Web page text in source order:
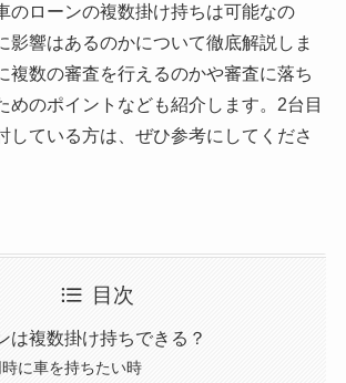
のローンの複数掛け持ちは可能なの
影響はあるのかについて徹底解説しま
複数の審査を行えるのかや審査に落ち
めのポイントなども紹介します。2台目
している方は、ぜひ参考にしてくださ
目次
は複数掛け持ちできる？
に車を持ちたい時